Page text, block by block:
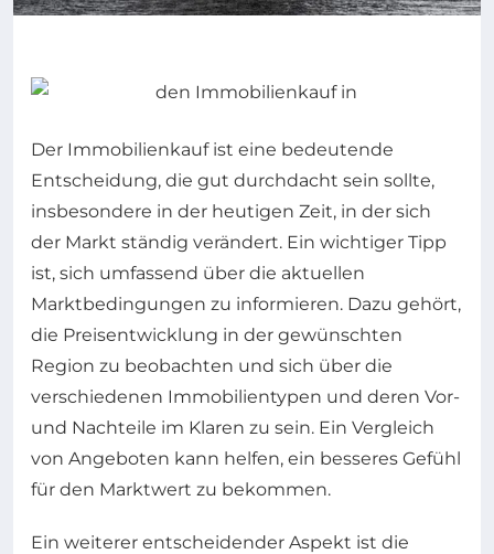
Der Immobilienkauf ist eine bedeutende
Entscheidung, die gut durchdacht sein sollte,
insbesondere in der heutigen Zeit, in der sich
der Markt ständig verändert. Ein wichtiger Tipp
ist, sich umfassend über die aktuellen
Marktbedingungen zu informieren. Dazu gehört,
die Preisentwicklung in der gewünschten
Region zu beobachten und sich über die
verschiedenen Immobilientypen und deren Vor-
und Nachteile im Klaren zu sein. Ein Vergleich
von Angeboten kann helfen, ein besseres Gefühl
für den Marktwert zu bekommen.
Ein weiterer entscheidender Aspekt ist die